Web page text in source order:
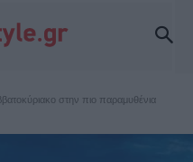
στην πιο παραμυθένια